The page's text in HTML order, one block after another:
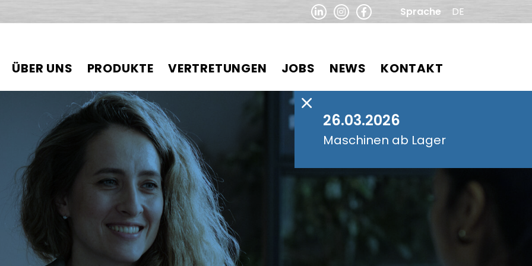
Sprache DE
ÜBER UNS PRODUKTE VERTRETUNGEN JOBS NEWS KONTAKT
26.03.2026
Maschinen ab Lager